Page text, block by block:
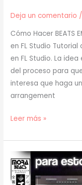
Deja un comentario /
Cómo Hacer BEATS
en FL Studio Tutorial
en FL Studio. La
del proceso para
interesa que haga
arrangement
[
]
Cómo
Hacer
BEATS
Leer más »